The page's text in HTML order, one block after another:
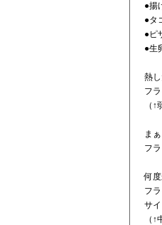
●揚
●タ
●ピ
●生
熱
フ
（
ま
フ
何
フ
サ
（